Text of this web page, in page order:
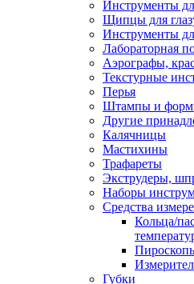
Инструменты
Щипцы для
Инструменты
Лабораторная
Аэрографы,
Текстурные
Перья
Штампы и
Другие
Калячницы
Мастихины
Трафареты
Экструдеры,
Наборы
Средства
Кольца/
Губки